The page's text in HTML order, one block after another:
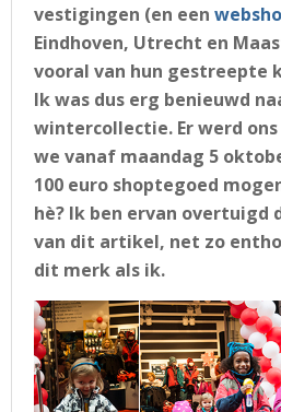
vestigingen (en een
Eindhoven, Utrecht en
vooral van hun gestreepte
Ik was dus erg benieuwd
wintercollectie. Er werd
we vanaf maandag 5
100 euro shoptegoed
hè? Ik ben ervan overtuigd
van dit artikel, net zo
dit merk als ik.